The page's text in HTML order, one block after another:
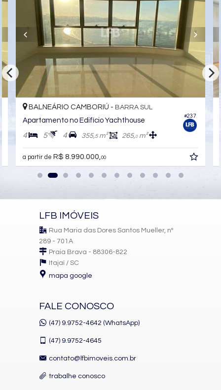
#237
CAMBORIÚ -BARRA SUL
no Edifício Yachthouse
355,5m² 265,0m²
8.990.000, 00 R$ 11.390.000,
LFB IMÓVEIS
Rua Maria das Dores Santos Mueller, nº
289 - 701A
Praia Brava - 88306-822
Itajaí / SC
mapa google
FALE CONOSCO
(47) 9.9752-4642 (WhatsApp)
(47) 9.9752-4645
contato@lfbimoveis.com.br
trabalhe conosco